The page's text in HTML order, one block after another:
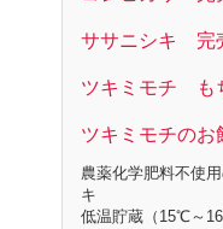
ササニシキ 完
ツキミモチ も
ツキミモチのお
農薬化学肥料不使
キ
低温貯蔵（15℃～